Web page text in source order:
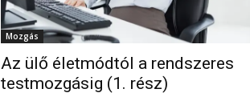
Mozgás
Az ülő életmódtól a rendszeres
testmozgásig (1. rész)